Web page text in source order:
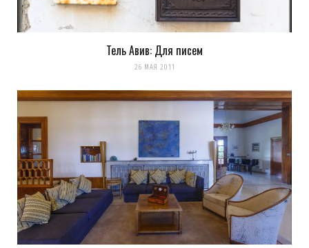
Тель Авив: Для писем
26 МАЯ 2011